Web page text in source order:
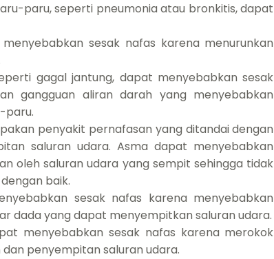
paru, seperti pneumonia atau bronkitis, dapat
sesak nafas karena menurunkan
gagal jantung, dapat menyebabkan sesak
gangguan aliran darah yang menyebabkan
paru.
penyakit pernafasan yang ditandai dengan
saluran udara. Asma dapat menyebabkan
oleh saluran udara yang sempit sehingga tidak
baik.
sesak nafas karena menyebabkan
dada yang dapat menyempitkan saluran udara.
menyebabkan sesak nafas karena merokok
penyempitan saluran udara.